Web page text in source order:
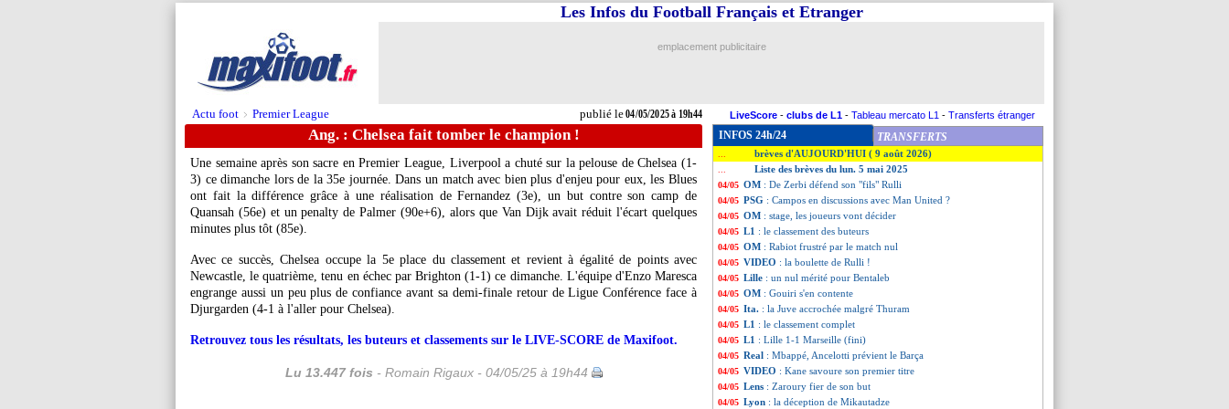
Actu foot > Premier League publié le04/05/2025 à 19h44
Les Infos du Football Français et Etranger
emplacement publicitaire
LiveScore - clubs de L1 - Tableau mercato L1 - Transferts étranger
Ang. : Chelsea fait tomber le champion !
Une semaine après son sacre en Premier League, Liverpool a chuté sur la pelouse de Chelsea (1-
3) ce dimanche lors de la 35e journée. Dans un match avec bien plus d'enjeu pour eux, les Blues
ont fait la différence grâce à une réalisation de Fernandez (3e), un but contre son camp de
Quansah (56e) et un penalty de Palmer (90e+6), alors que Van Dijk avait réduit l'écart quelques
minutes plus tôt (85e).
Avec ce succès, Chelsea occupe la 5e place du classement et revient à égalité de points avec
Newcastle, le quatrième, tenu en échec par Brighton (1-1) ce dimanche. L'équipe d'Enzo Maresca
engrange aussi un peu plus de confiance avant sa demi-finale retour de Ligue Conférence face à
Djurgarden (4-1 à l'aller pour Chelsea).
Retrouvez tous les résultats, les buteurs et classements sur le LIVE-SCORE de Maxifoot.
Lu 13.447 fois - Romain Rigaux - 04/05/25 à 19h44
INFOS 24h/24 TRANSFERTS
brèves d'AUJOURD'HUI ( 9 août 2026)
Liste des brèves du lun. 5 mai 2025
04/05 OM : De Zerbi défend son "fils" Rulli
04/05 PSG : Campos en discussions avec Man United ?
04/05 OM : stage, les joueurs vont décider
04/05 L1 : le classement des buteurs
04/05 OM : Rabiot frustré par le match nul
04/05 VIDEO : la boulette de Rulli !
04/05 Lille : un nul mérité pour Bentaleb
04/05 OM : Gouiri s'en contente
04/05 Ita. : la Juve accrochée malgré Thuram
04/05 L1 : le classement complet
04/05 L1 : Lille 1-1 Marseille (fini)
04/05 Real : Mbappé, Ancelotti prévient le Barça
04/05 VIDEO : Kane savoure son premier titre
04/05 Lens : Zaroury fier de son but
04/05 Lyon : la déception de Mikautadze